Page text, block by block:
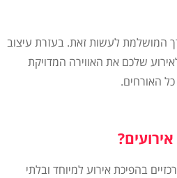
המושלמת לעשות זאת. בעזרת עיצוב
שלכם את האווירה המדויקת
האורחים.
בהפיכת אירוע למיוחד ובלתי